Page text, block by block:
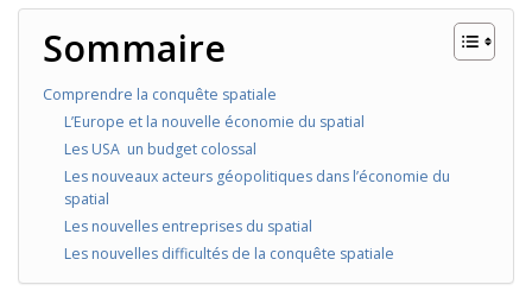
Sommaire
Comprendre la conquête spatiale
L’Europe et la nouvelle économie du spatial
Les USA un budget colossal
Les nouveaux acteurs géopolitiques dans l’économie du
spatial
Les nouvelles entreprises du spatial
Les nouvelles difficultés de la conquête spatiale